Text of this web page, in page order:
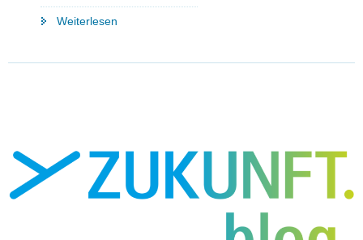
Weiterlesen
Berlin"